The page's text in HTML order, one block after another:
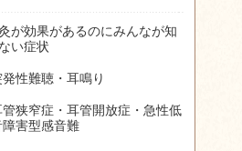
が効果があるのにみんなが知
い症状
発性難聴・耳鳴り
管狭窄症・耳管開放症・急性低
障害型感音難